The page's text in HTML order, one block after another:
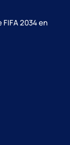
2034 en